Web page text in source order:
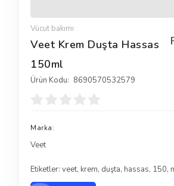
Vücut bakımı
Veet Krem Duşta Hassas
150ml
Ürün Kodu: 8690570532579
Marka:
Veet
Etiketler: veet, krem, duşta, hassas, 150,